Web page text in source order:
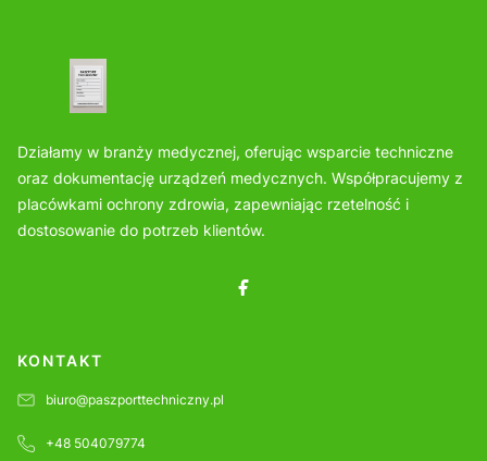
Działamy w branży medycznej, oferując wsparcie techniczne
oraz dokumentację urządzeń medycznych. Współpracujemy z
placówkami ochrony zdrowia, zapewniając rzetelność i
dostosowanie do potrzeb klientów.
KONTAKT
biuro@paszporttechniczny.pl
+48 504079774